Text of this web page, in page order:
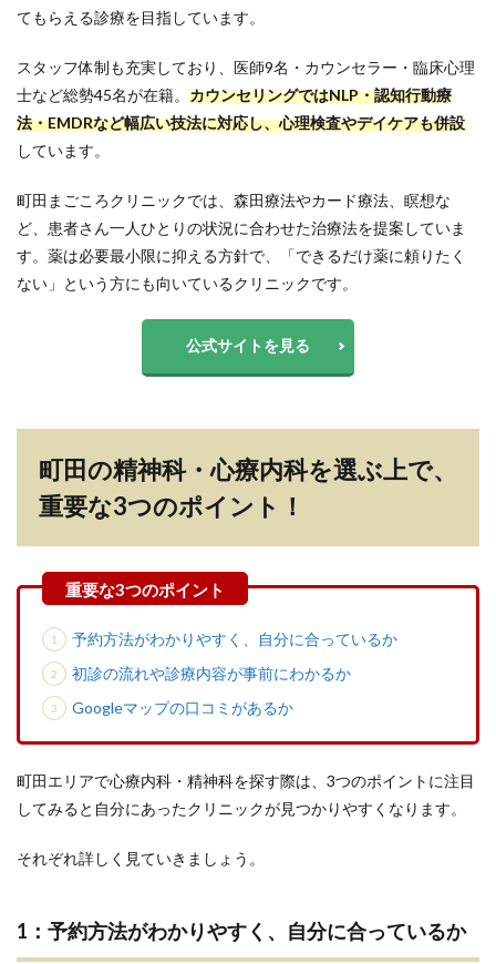
てもらえる診療を目指しています。
スタッフ体制も充実しており、医師9名・カウンセラー・臨床心理
士など総勢45名が在籍。 カウンセリングではNLP・認知行動療
法・EMDRなど幅広い技法に対応し、心理検査やデイケアも併設
しています。
町田まごころクリニックでは、森田療法やカード療法、瞑想な
ど、患者さん一人ひとりの状況に合わせた治療法を提案していま
す。薬は必要最小限に抑える方針で、「できるだけ薬に頼りたく
ない」という方にも向いているクリニックです。
公式サイトを見る
町田の精神科・心療内科を選ぶ上で、
重要な3つのポイント！
予約方法がわかりやすく、自分に合っているか
初診の流れや診療内容が事前にわかるか
Googleマップの口コミがあるか
町田エリアで心療内科・精神科を探す際は、3つのポイントに注目
してみると自分にあったクリニックが見つかりやすくなります。
それぞれ詳しく見ていきましょう。
1：予約方法がわかりやすく、自分に合っているか